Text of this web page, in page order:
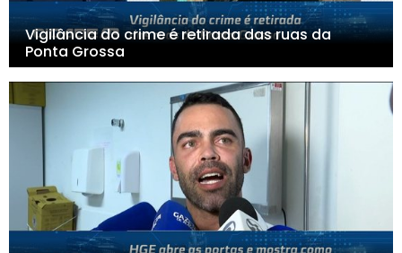
Vigilância do crime é retirada das ruas da
Ponta Grossa